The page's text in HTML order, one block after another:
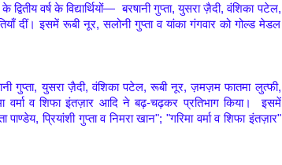
वर्ष के विद्यार्थियों— बरषानी गुप्ता, युसरा ज़ैदी, वंशिका पटेल,
दीं। इसमें रूबी नूर, सलोनी गुप्ता व यांका गंगवार को गोल्ड मेडल
गुप्ता, युसरा ज़ैदी, वंशिका पटेल, रूबी नूर, ज़मज़म फातमा लुत्फी,
वर्मा व शिफा इंतज़ार आदि ने बढ़-चढ़कर प्रतिभाग किया। इसमें
प्रियांशी गुप्ता व निमरा खान"; "गरिमा वर्मा व शिफा इंतज़ार"